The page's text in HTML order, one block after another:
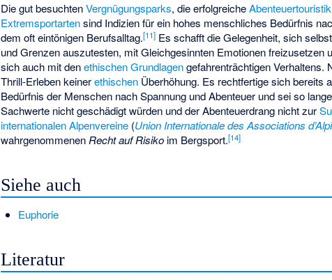
Die gut besuchtenVergnügungsparks, die erfolgreicheAbenteuertouristik
Extremsportartensind Indizien für ein hohes menschliches Bedürfnis
dem oft eintönigen Berufsalltag.[11] Es schafft die Gelegenheit, sich
und Grenzen auszutesten, mit Gleichgesinnten Emotionen
sich auch mit denethischen Grundlagengefahrenträchtigen Verhaltens.
Thrill-Erleben keinerethischen Überhöhung. Es rechtfertige sich bereits
Bedürfnis der Menschen nach Spannung und Abenteuer und sei so
Sachwerte nicht geschädigt würden und der Abenteuerdrang nicht zur
internationalen Alpenvereine (Union Internationale des Associations
wahrgenommenenRecht auf Risiko im Bergsport.[14]
Siehe auch
Euphorie
Literatur